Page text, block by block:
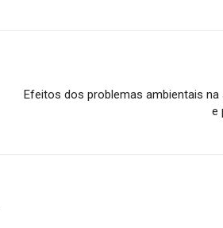
Efeitos dos problemas ambientais na
e